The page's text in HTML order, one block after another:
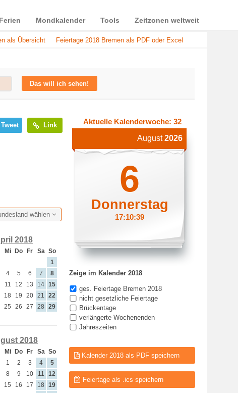
Ferien Mondkalender Tools Zeitzonen weltweit
als Übersicht Feiertage 2018 Bremen als PDF oder Excel
Das will ich sehen!
Tweet Link
wählen
2018
Mi Do Fr Sa So
1
4 5 6 7
8
11 12 13 14 15
18 19 20 21
22
25 26 27 28
29
2018
Mi Do Fr Sa So
1 2 3 4
5
8 9 10 11
12
15 16 17 18
19
Aktuelle Kalenderwoche: 32
August2026
6
Donnerstag
17:10:40
Zeige im Kalender 2018
ges. Feiertage Bremen 2018
nicht gesetzliche Feiertage
Brückentage
verlängerte Wochenenden
Jahreszeiten
Kalender 2018 als PDF speichern
Feiertage als .ics speichern